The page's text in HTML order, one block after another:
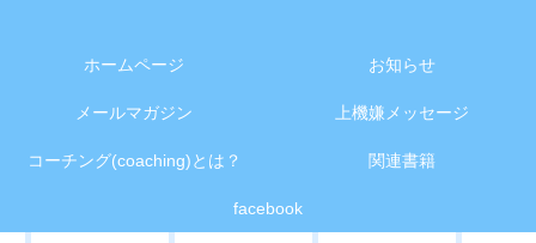
ホームページ お知らせ
メールマガジン 上機嫌メッセージ
コーチング(coaching)とは？ 関連書籍
facebook